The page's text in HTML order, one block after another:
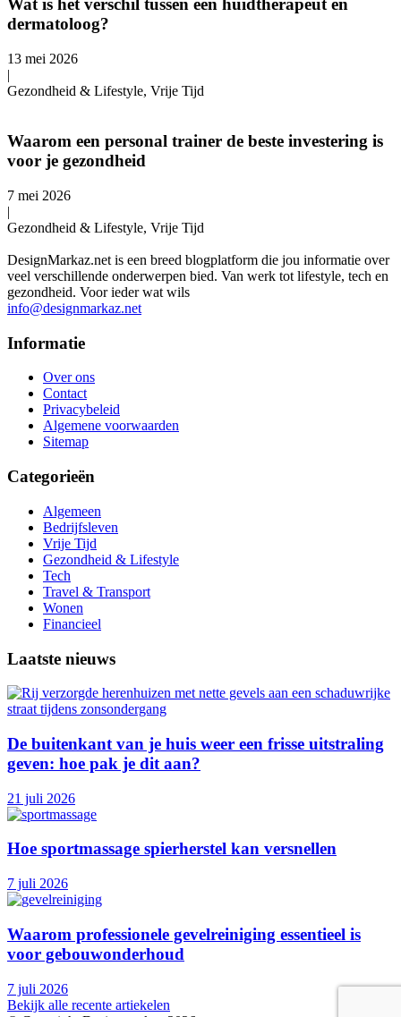
Wat is het verschil tussen een huidtherapeut en
dermatoloog?
13 mei 2026
|
Gezondheid & Lifestyle, Vrije Tijd
Waarom een personal trainer de beste investering is
voor je gezondheid
7 mei 2026
|
Gezondheid & Lifestyle, Vrije Tijd
DesignMarkaz.net is een breed blogplatform die jou informatie over
veel verschillende onderwerpen bied. Van werk tot lifestyle, tech en
gezondheid. Voor ieder wat wils
info@designmarkaz.net
Informatie
Over ons
Contact
Privacybeleid
Algemene voorwaarden
Sitemap
Categorieën
Algemeen
Bedrijfsleven
Vrije Tijd
Gezondheid & Lifestyle
Tech
Travel & Transport
Wonen
Financieel
Laatste nieuws
De buitenkant van je huis weer een frisse uitstraling
geven: hoe pak je dit aan?
21 juli 2026
Hoe sportmassage spierherstel kan versnellen
7 juli 2026
Waarom professionele gevelreiniging essentieel is
voor gebouwonderhoud
7 juli 2026
Bekijk alle recente artiekelen